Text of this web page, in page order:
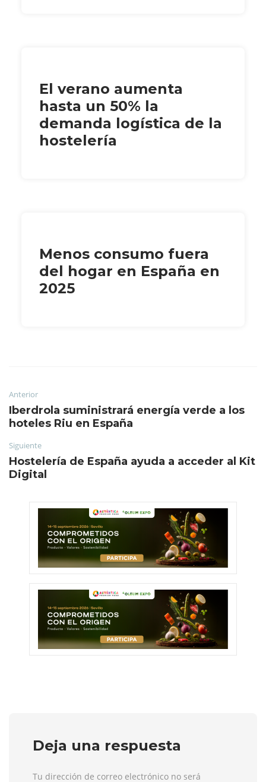
El verano aumenta
hasta un 50% la
demanda logística de la
hostelería
Menos consumo fuera
del hogar en España en
2025
Anterior
Iberdrola suministrará energía verde a los
hoteles Riu en España
Siguiente
Hostelería de España ayuda a acceder al Kit
Digital
Deja una respuesta
Tu dirección de correo electrónico no será